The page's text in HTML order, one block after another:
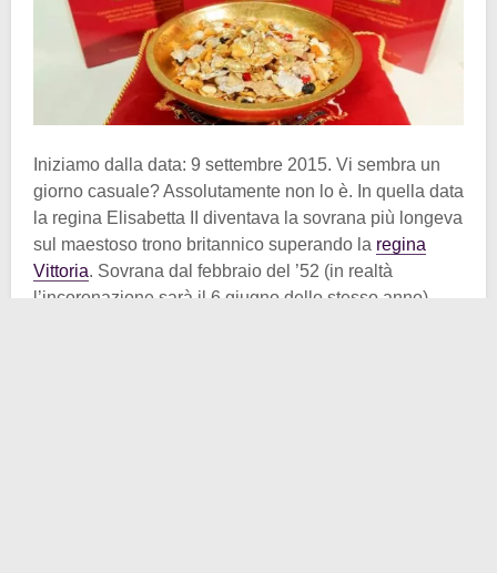
Iniziamo dalla data: 9 settembre 2015. Vi sembra un
giorno casuale? Assolutamente non lo è. In quella data
la regina Elisabetta II diventava la sovrana più longeva
sul maestoso trono britannico superando la regina
Vittoria. Sovrana dal febbraio del ’52 (in realtà
l’incoronazione sarà il 6 giugno dello stesso anno),